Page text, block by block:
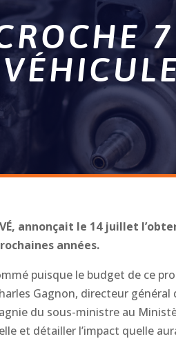
annonçait le 14 juillet
années.
puisque le budget de ce
Gagnon, directeur général
du sous-ministre au
et détailler l’impact quelle